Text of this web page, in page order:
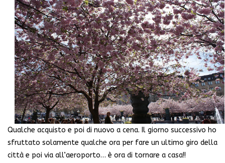
Qualche acquisto e poi di nuovo a cena. Il giorno successivo ho
sfruttato solamente qualche ora per fare un ultimo giro della
città e poi via all’aeroporto… è ora di tornare a casa!!